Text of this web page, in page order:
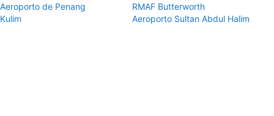
Aeroporto de Penang
RMAF Butterworth
Kulim
Aeroporto Sultan Abdul Halim